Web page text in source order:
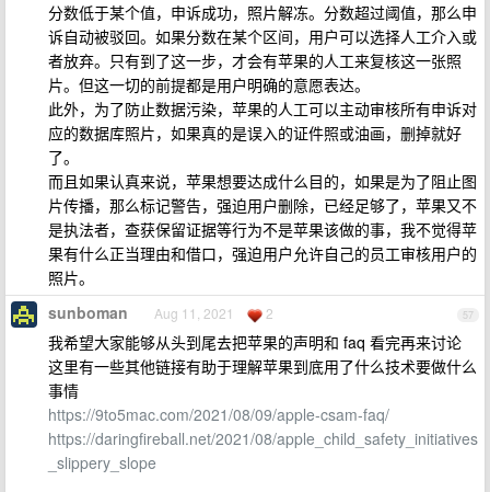
分数低于某个值，申诉成功，照片解冻。分数超过阈值，那么申
诉自动被驳回。如果分数在某个区间，用户可以选择人工介入或
者放弃。只有到了这一步，才会有苹果的人工来复核这一张照
片。但这一切的前提都是用户明确的意愿表达。
此外，为了防止数据污染，苹果的人工可以主动审核所有申诉对
应的数据库照片，如果真的是误入的证件照或油画，删掉就好
了。
而且如果认真来说，苹果想要达成什么目的，如果是为了阻止图
片传播，那么标记警告，强迫用户删除，已经足够了，苹果又不
是执法者，查获保留证据等行为不是苹果该做的事，我不觉得苹
果有什么正当理由和借口，强迫用户允许自己的员工审核用户的
照片。
57
sunboman Aug 11, 2021 2
我希望大家能够从头到尾去把苹果的声明和 faq 看完再来讨论
这里有一些其他链接有助于理解苹果到底用了什么技术要做什么
事情
https://9to5mac.com/2021/08/09/apple-csam-faq/
https://daringfireball.net/2021/08/apple_child_safety_initiatives
_slippery_slope